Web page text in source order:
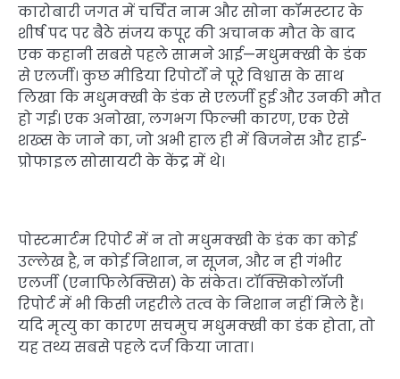
कारोबारी जगत में चर्चित नाम और सोना कॉमस्टार के
शीर्ष पद पर बैठे संजय कपूर की अचानक मौत के बाद
एक कहानी सबसे पहले सामने आई—मधुमक्खी के डंक
से एलर्जी। कुछ मीडिया रिपोर्टों ने पूरे विश्वास के साथ
लिखा कि मधुमक्खी के डंक से एलर्जी हुई और उनकी मौत
हो गई। एक अनोखा, लगभग फिल्मी कारण, एक ऐसे
शख्स के जाने का, जो अभी हाल ही में बिजनेस और हाई-
प्रोफाइल सोसायटी के केंद्र में थे।
पोस्टमार्टम रिपोर्ट में न तो मधुमक्खी के डंक का कोई
उल्लेख है, न कोई निशान, न सूजन, और न ही गंभीर
एलर्जी (एनाफिलेक्सिस) के संकेत। टॉक्सिकोलॉजी
रिपोर्ट में भी किसी जहरीले तत्व के निशान नहीं मिले हैं।
यदि मृत्यु का कारण सचमुच मधुमक्खी का डंक होता, तो
यह तथ्य सबसे पहले दर्ज किया जाता।